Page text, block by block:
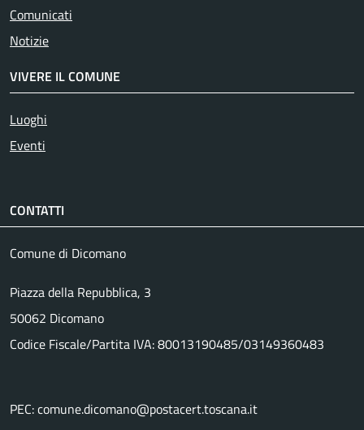
Comunicati
Notizie
VIVERE IL COMUNE
Luoghi
Eventi
CONTATTI
Comune di Dicomano
Piazza della Repubblica, 3
50062 Dicomano
Codice Fiscale/Partita IVA: 80013190485/03149360483
PEC: comune.dicomano@postacert.toscana.it